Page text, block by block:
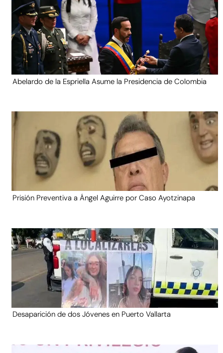
Abelardo de la Espriella Asume la Presidencia de Colombia
Prisión Preventiva a Ángel Aguirre por Caso Ayotzinapa
Desaparición de dos Jóvenes en Puerto Vallarta